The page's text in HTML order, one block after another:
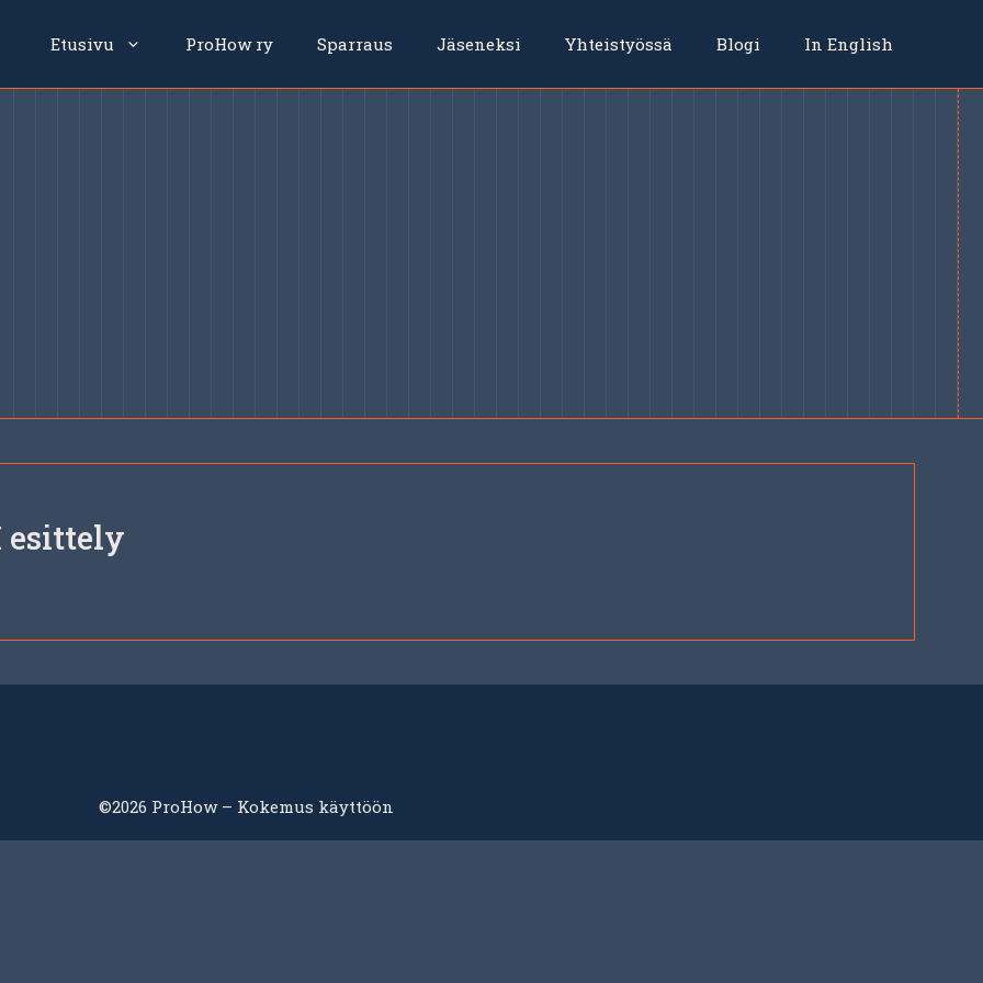
Etusivu ProHow ry Sparraus Jäseneksi Yhteistyössä Blogi In English
esittely
©2026 ProHow – Kokemus käyttöön